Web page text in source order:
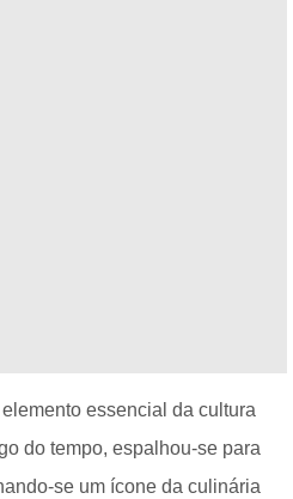
essencial da cultura
do tempo, espalhou-se para
se um ícone da culinária